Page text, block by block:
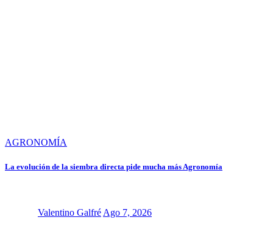
AGRONOMÍA
La evolución de la siembra directa pide mucha más Agronomía
Valentino Galfré Ago 7, 2026